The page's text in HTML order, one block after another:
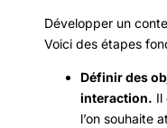
Développer un
Voici des étapes
Définir des
interaction. Il
l’on souhaite